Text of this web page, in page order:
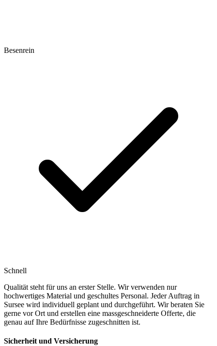
Besenrein
Schnell
Qualität steht für uns an erster Stelle. Wir verwenden nur
hochwertiges Material und geschultes Personal. Jeder Auftrag in
Sursee wird individuell geplant und durchgeführt. Wir beraten Sie
gerne vor Ort und erstellen eine massgeschneiderte Offerte, die
genau auf Ihre Bedürfnisse zugeschnitten ist.
Sicherheit und Versicherung